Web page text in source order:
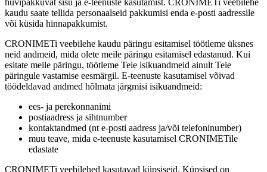
kaudu saate tellida personaalseid pakkumisi enda e-posti aadressile
või küsida hinnapakkumist.
CRONIMETi veebilehe kaudu päringu esitamisel töötleme üksnes
neid andmeid, mida olete meile päringu esitamisel edastanud. Kui
esitate meile päringu, töötleme Teie isikuandmeid ainult Teie
päringule vastamise eesmärgil. E-teenuste kasutamisel võivad
töödeldavad andmed hõlmata järgmisi isikuandmeid:
ees- ja perekonnanimi
postiaadress ja sihtnumber
kontaktandmed (nt e-posti aadress ja/või telefoninumber)
muu teave, mida e-teenuste kasutamisel CRONIMETile
edastate
CRONIMETi veebilehed kasutavad küpsiseid. Küpsised on